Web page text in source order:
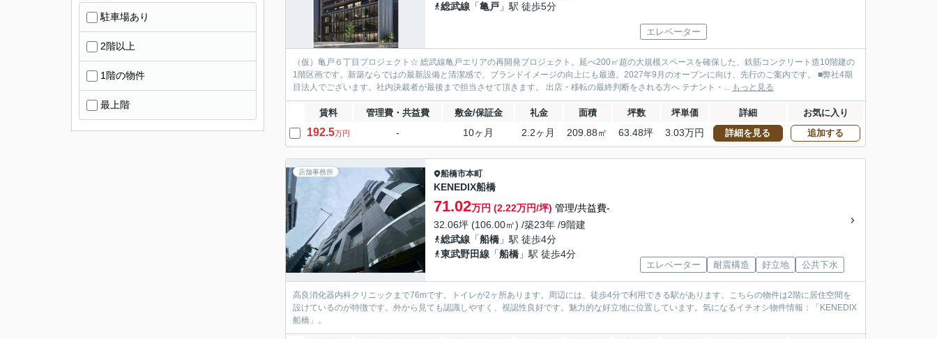
総武線 「亀戸 」駅 徒歩5分
エレベーター
（仮）亀戸６丁目プロジェクト☆ 総武線亀戸エリアの再開発プロジェクト。延べ200㎡超の大規模スペースを確保した、鉄筋コンクリート造10階建の
1階区画です。新築ならではの最新設備と清潔感で、ブランドイメージの向上にも最適。2027年9月のオープンに向け、先行のご案内です。 ■弊社4期
目法人でございます。社内決裁者が最後まで担当させて頂きます。 出店・移転の最終判断をされる方へ テナント・... もっと見る
賃料 管理費・共益費 敷金/保証金 礼金 面積 坪数 坪単価 詳細 お気に入り
192.5万円 - 10ヶ月 2.2ヶ月 209.88㎡ 63.48坪 3.03万円 詳細を見る 追加する
店舗事務所 船橋市本町
KENEDIX船橋
71.02万円 (2.22万円/坪) 管理/共益費-
32.06坪 (106.00㎡) /築23年 /9階建
総武線 「船橋 」駅 徒歩4分
東武野田線 「船橋 」駅 徒歩4分
エレベーター 耐震構造 好立地 公共下水
高良消化器内科クリニックまで76mです。トイレが2ヶ所あります。周辺には、徒歩4分で利用できる駅があります。こちらの物件は2階に居住空間を
設けているのが特徴です。外から見ても認識しやすく、視認性良好です。魅力的な好立地に位置しています。気になるイチオシ物件情報：「KENEDIX
船橋」。
駐車場あり
2階以上
1階の物件
最上階